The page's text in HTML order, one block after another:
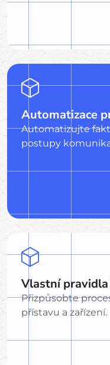
Automatizace
Automatizujte
postupy
Vlastní
Přizpůsobte
přístavu a zařízení.